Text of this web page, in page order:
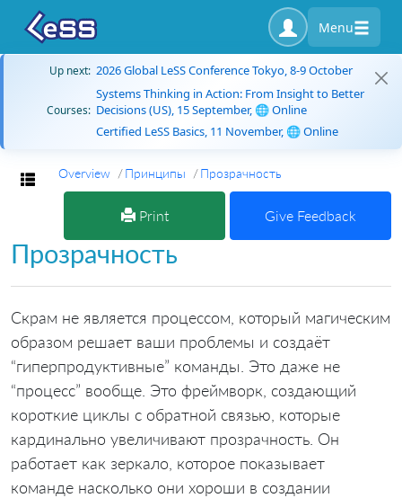
Menu
Up next: 2026 Global LeSS Conference Tokyo, 8-9 October
Courses:
Systems Thinking in Action: From Insight to Better
Decisions (US), 15 September, 🌐 Online
Certified LeSS Basics, 11 November, 🌐 Online
Toggle navigation
Overview Принципы Прозрачность
Print Give Feedback
Прозрачность
Скрам не является процессом, который магическим
образом решает ваши проблемы и создаёт
“гиперпродуктивные” команды. Это даже не
“процесс” вообще. Это фреймворк, создающий
короткие циклы с обратной связью, которые
кардинально увеличивают прозрачность. Он
работает как зеркало, которое показывает
команде насколько они хороши в создании